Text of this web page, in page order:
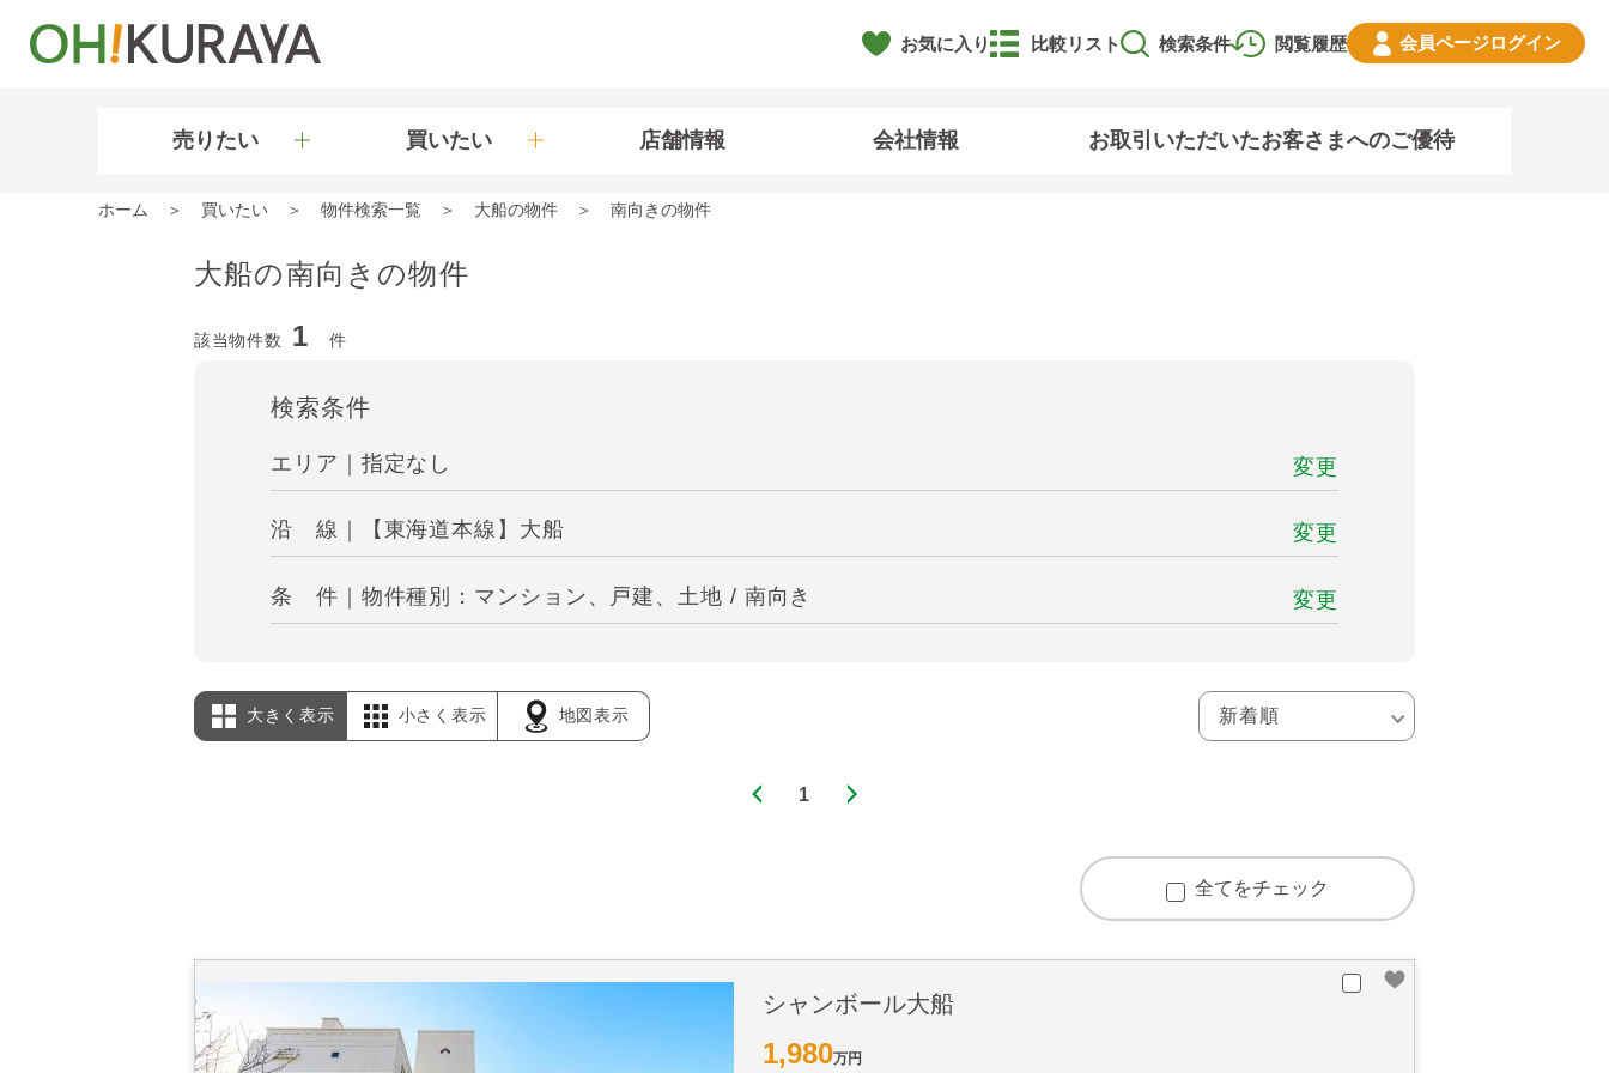
お気に入り 閲覧履歴
比較リスト 検索条件 会員ページログイン
売りたい 買いたい 店舗情報 会社情報 お取引いただいたお客さまへのご優待
ホーム 買いたい 物件検索一覧 大船の物件 南向きの物件
大船の南向きの物件
該当物件数 1 件
検索条件
エリア｜指定なし 変更
沿 線｜【東海道本線】大船 変更
条 件｜物件種別：マンション、戸建、土地 / 南向き 変更
大きく表示 小さく表示 地図表示
1
全てをチェック
シャンボール大船
1,980万円